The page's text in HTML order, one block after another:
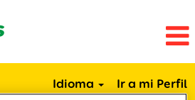
Idioma Ir a mi Perfil